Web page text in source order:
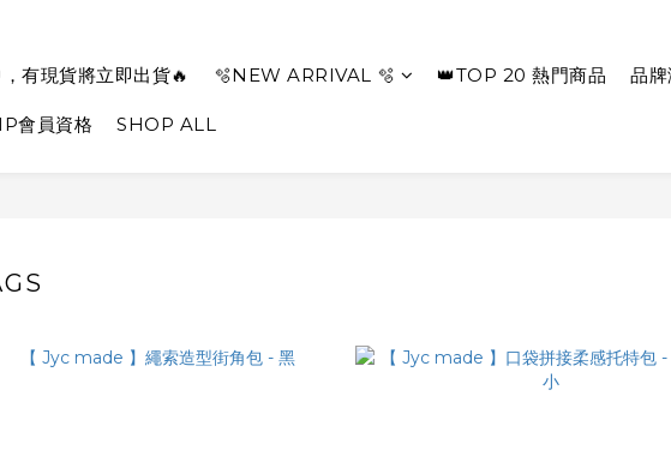
有現貨將立即出貨🔥 🫧NEW ARRIVAL 🫧 👑TOP 20 熱門商品 品
會員資格 SHOP ALL